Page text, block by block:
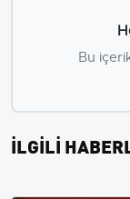
Bu
İLGİLİ